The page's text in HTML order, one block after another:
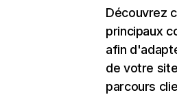
Découvrez
principaux
afin
de votre
parcours